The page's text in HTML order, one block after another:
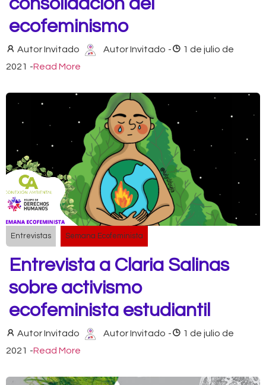
ecofeminismo
Autor Invitado Autor Invitado -
1 de julio de
2021 -Read More
Entrevistas Semana Ecofeminista
Entrevista a Claria Salinas
sobre activismo
ecofeminista estudiantil
Autor Invitado Autor Invitado -
1 de julio de
2021 -Read More